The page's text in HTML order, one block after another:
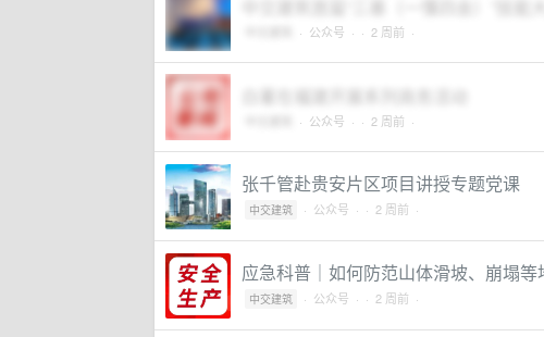
中交建筑首届“三基（一懂四会）”技能
· 公众号 · · 2 周前 ·
· 公众号 · · 2 周前 ·
张千管赴贵安片区项目讲授专题党课
中交建筑 · 公众号 · · 2 周前 ·
应急科普｜如何防范山体滑坡、崩塌等
中交建筑 · 公众号 · · 2 周前 ·